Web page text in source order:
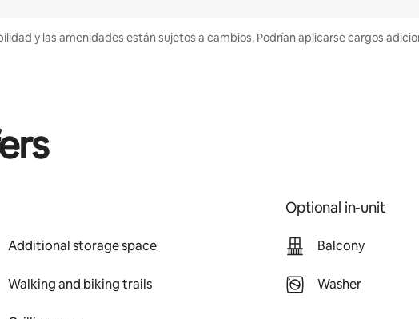
y las amenidades están sujetos a cambios. Podrían aplicarse cargos
Additional storage space
Walking and biking trails
Optional in-unit
Balcony
Washer